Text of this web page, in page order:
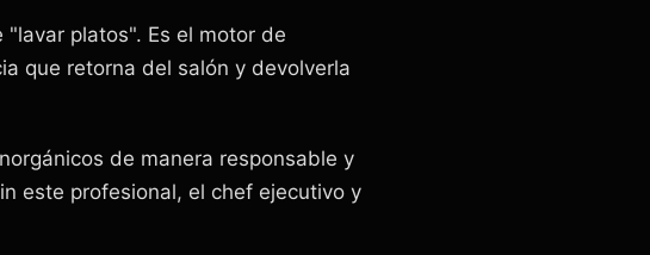
platos". Es el motor de
que retorna del salón y devolverla
de manera responsable y
este profesional, el chef ejecutivo y